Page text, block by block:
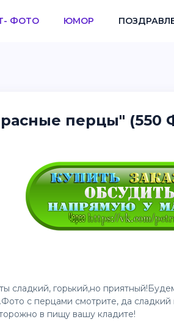
ФОТО ЮМОР
перцы" (550
сладкий, горький,но
с перцами смотрите, да
в пищу вашу кладите!